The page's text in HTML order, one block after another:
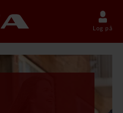
Log på